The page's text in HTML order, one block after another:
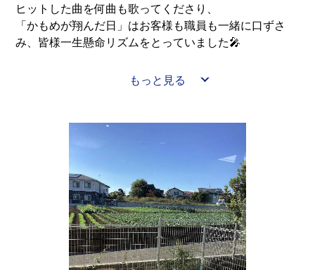
ヒットした曲を何曲も歌ってくださり、
「かもめが翔んだ日」はお客様も職員も一緒に口ずさ
み、皆様一生懸命リズムをとっていました🎤
今回から手作りうちわも用意され、いつもより楽しまれ
また、次回お楽しみに(^_-)-☆
もっと見る